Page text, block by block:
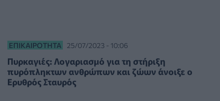
ΕΠΙΚΑΙΡΌΤΗΤΑ 25/07/2023 - 10:06
Πυρκαγιές: Λογαριασμό για τη στήριξη
πυρόπληκτων ανθρώπων και ζώων άνοιξε ο
Ερυθρός Σταυρός